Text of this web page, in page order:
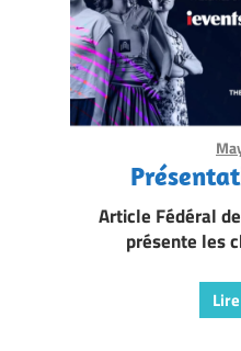
Article Fédéral
présente les